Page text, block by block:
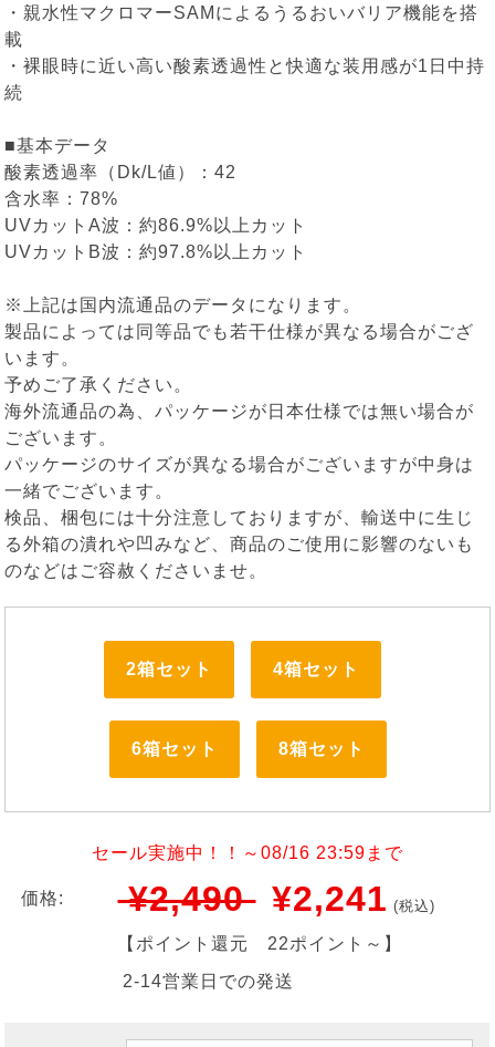
・親水性マクロマーSAMによるうるおいバリア機能を搭
載
・裸眼時に近い高い酸素透過性と快適な装用感が1日中持
続
■基本データ
酸素透過率（Dk/L値）：42
含水率：78%
UVカットA波：約86.9%以上カット
UVカットB波：約97.8%以上カット
※上記は国内流通品のデータになります。
製品によっては同等品でも若干仕様が異なる場合がござ
います。
予めご了承ください。
海外流通品の為、パッケージが日本仕様では無い場合が
ございます。
パッケージのサイズが異なる場合がございますが中身は
一緒でございます。
検品、梱包には十分注意しておりますが、輸送中に生じ
る外箱の潰れや凹みなど、商品のご使用に影響のないも
のなどはご容赦くださいませ。
2箱セット 4箱セット
6箱セット 8箱セット
セール実施中！！～08/16 23:59まで
価格: ¥2,490 ¥2,241 (税込)
【ポイント還元 22ポイント～ 】
2-14営業日での発送